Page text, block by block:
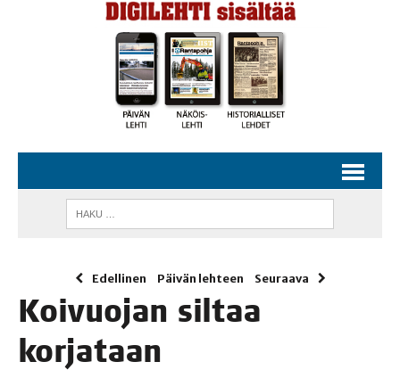
Edellinen Päivän lehteen Seuraava
Koi­vuo­jan sil­taa
korjataan